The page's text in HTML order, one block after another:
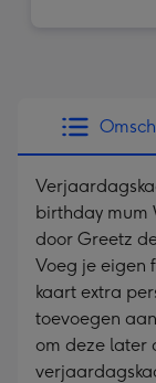
birthday mum
door Greetz
Voeg je eigen
kaart extra
toevoegen
om deze later